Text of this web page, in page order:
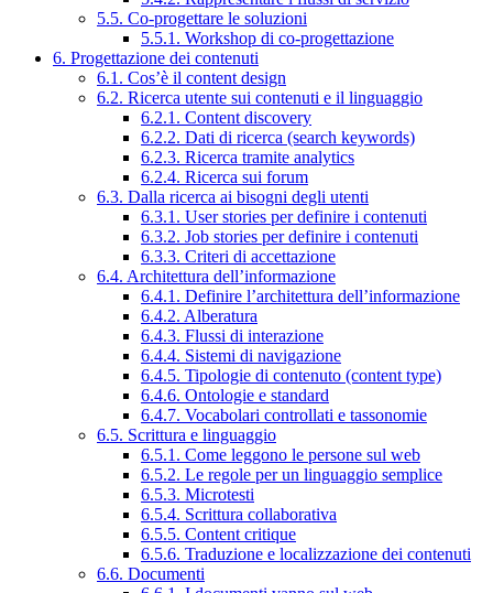
5.5. Co-progettare le soluzioni
5.5.1. Workshop di co-progettazione
6. Progettazione dei contenuti
6.1. Cos’è il content design
6.2. Ricerca utente sui contenuti e il linguaggio
6.2.1. Content discovery
6.2.2. Dati di ricerca (search keywords)
6.2.3. Ricerca tramite analytics
6.2.4. Ricerca sui forum
6.3. Dalla ricerca ai bisogni degli utenti
6.3.1. User stories per definire i contenuti
6.3.2. Job stories per definire i contenuti
6.3.3. Criteri di accettazione
6.4. Architettura dell’informazione
6.4.1. Definire l’architettura dell’informazione
6.4.2. Alberatura
6.4.3. Flussi di interazione
6.4.4. Sistemi di navigazione
6.4.5. Tipologie di contenuto (content type)
6.4.6. Ontologie e standard
6.4.7. Vocabolari controllati e tassonomie
6.5. Scrittura e linguaggio
6.5.1. Come leggono le persone sul web
6.5.2. Le regole per un linguaggio semplice
6.5.3. Microtesti
6.5.4. Scrittura collaborativa
6.5.5. Content critique
6.5.6. Traduzione e localizzazione dei contenuti
6.6. Documenti